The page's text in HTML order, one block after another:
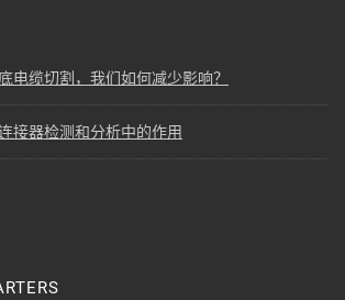
电缆切割，我们如何减少影响？
接器检测和分析中的作用